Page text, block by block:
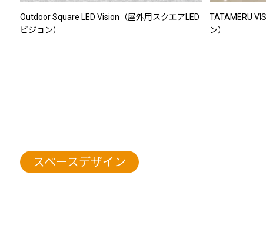
Outdoor Square LED Vision（屋外用スクエアLED
ビジョン）
TATAMERU
ン）
スペースデザイン